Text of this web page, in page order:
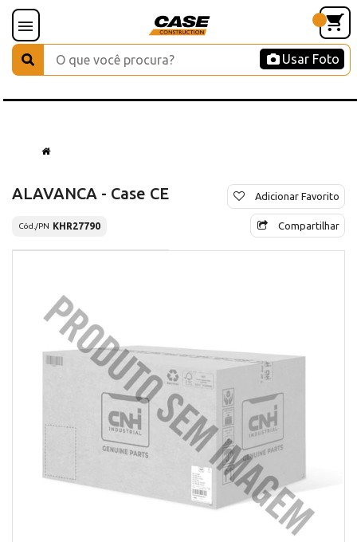
Usar Foto
ALAVANCA - Case CE
Cód./PN KHR27790
Adicionar Favorito
Compartilhar